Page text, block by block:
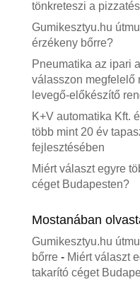
tönkreteszi a
Gumikesztyu.hu
érzékeny bőrre?
Pneumatika az ipari
válasszon megfelelő
levegő-előkészítő
K+V automatika Kft.
több mint 20 év
fejlesztésében
Miért választ egyre
céget Budapesten?
Mostanában
Gumikesztyu.hu
bőrre- Miért választ
takarító céget